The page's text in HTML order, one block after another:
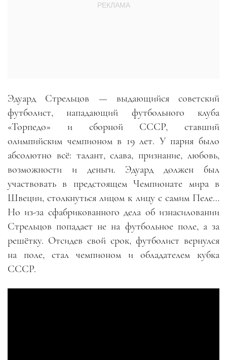
Эдуард Стрельцов — выдающийся советский
футболист, нападающий футбольного клуба
«Торпедо» и сборной СССР, ставший
олимпийским чемпионом в 19 лет. У парня было
абсолютно всё: талант, слава, признание, любовь,
возможности и деньги. Эдуард должен был
участвовать в предстоящем Чемпионате мира в
Швеции, столкнуться лицом к лицу с самим Пеле…
Но из-за сфабрикованного дела об изнасиловании
Стрельцов попадает не на футбольное поле, а за
решётку. Отсидев свой срок, футболист вернулся
на поле, стал чемпионом и обладателем кубка
СССР.